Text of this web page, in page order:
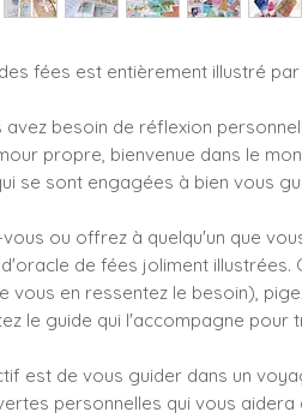
fées est entièrement illustré par
avez besoin de réflexion
propre, bienvenue dans le
se sont engagées à bien vous
ou offrez à quelqu'un que
de fées joliment illustrées.
vous en ressentez le besoin),
le guide qui l'accompagne pour
est de vous guider dans un
personnelles qui vous